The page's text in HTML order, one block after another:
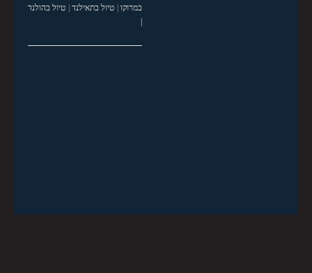
במרוקו| טיול בתאילנד| טיול בהולנד
|